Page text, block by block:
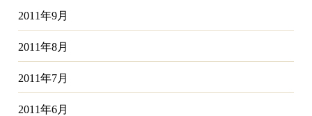
2011年9月
2011年8月
2011年7月
2011年6月